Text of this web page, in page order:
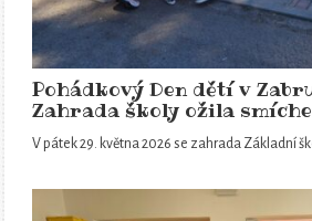
Pohádkový Den dětí v
Zahrada školy ožila
V pátek 29. května 2026 se zahrada Základní